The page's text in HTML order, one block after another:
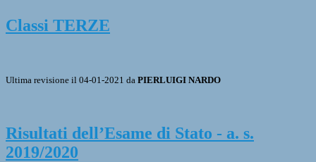
Classi TERZE
Ultima revisione il 04-01-2021 da PIERLUIGI NARDO
Risultati dell’Esame di Stato - a. s.
2019/2020